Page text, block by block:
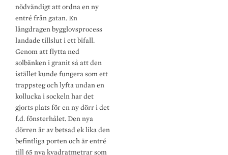
nödvändigt att ordna en ny
entré från gatan. En
långdragen bygglovsprocess
landade tillslut i ett bifall.
Genom att flytta ned
solbänken i granit så att den
istället kunde fungera som ett
trappsteg och lyfta undan en
kollucka i sockeln har det
gjorts plats för en ny dörr i det
f.d. fönsterhålet. Den nya
dörren är av betsad ek lika den
befintliga porten och är entré
till 65 nya kvadratmetrar som